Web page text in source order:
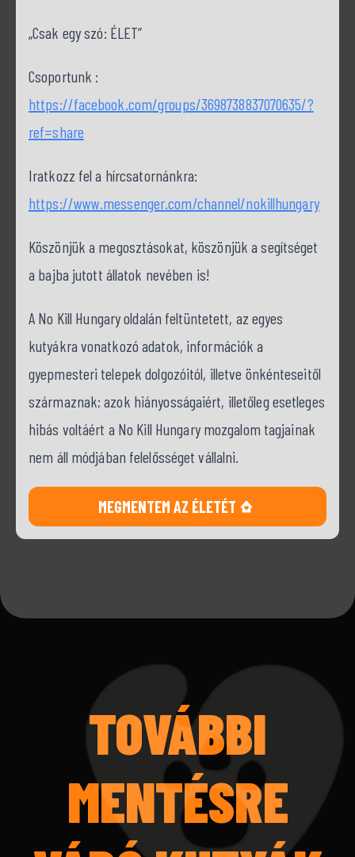
„Csak egy szó: ÉLET”
Csoportunk :
https://facebook.com/groups/3698738837070635/?
ref=share
Iratkozz fel a hírcsatornánkra:
https://www.messenger.com/channel/nokillhungary
Köszönjük a megosztásokat, köszönjük a segítséget
a bajba jutott állatok nevében is!
A No Kill Hungary oldalán feltüntetett, az egyes
kutyákra vonatkozó adatok, információk a
gyepmesteri telepek dolgozóitól, illetve önkénteseitől
származnak; azok hiányosságaiért, illetőleg esetleges
hibás voltáért a No Kill Hungary mozgalom tagjainak
nem áll módjában felelősséget vállalni.
MEGMENTEM AZ ÉLETÉT
TOVÁBBI
MENTÉSRE